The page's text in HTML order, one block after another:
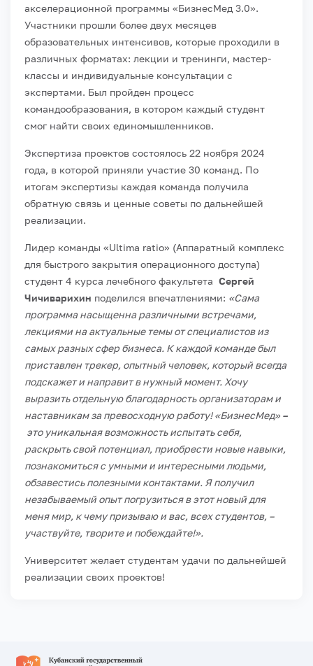
акселерационной программы «БизнесМед 3.0».
Участники прошли более двух месяцев
образовательных интенсивов, которые проходили в
различных форматах: лекции и тренинги, мастер-
классы и индивидуальные консультации с
экспертами. Был пройден процесс
командообразования, в котором каждый студент
смог найти своих единомышленников.
Экспертиза проектов состоялось 22 ноября 2024
года, в которой приняли участие 30 команд. По
итогам экспертизы каждая команда получила
обратную связь и ценные советы по дальнейшей
реализации.
Лидер команды «Ultima ratio» (Аппаратный комплекс
для быстрого закрытия операционного доступа)
студент 4 курса лечебного факультета Сергей
Чичиварихин поделился впечатлениями: «Сама
программа насыщенна различными встречами,
лекциями на актуальные темы от специалистов из
самых разных сфер бизнеса. К каждой команде был
приставлен трекер, опытный человек, который всегда
подскажет и направит в нужный момент. Хочу
выразить отдельную благодарность организаторам и
наставникам за превосходную работу!«БизнесМед» –
это уникальная возможность испытать себя,
раскрыть свой потенциал, приобрести новые навыки,
познакомиться с умными и интересными людьми,
обзавестись полезными контактами. Я получил
незабываемый опыт погрузиться в этот новый для
меня мир, к чему призываю и вас, всех студентов, –
участвуйте, творите и побеждайте!».
Университет желает студентам удачи по дальнейшей
реализации своих проектов!